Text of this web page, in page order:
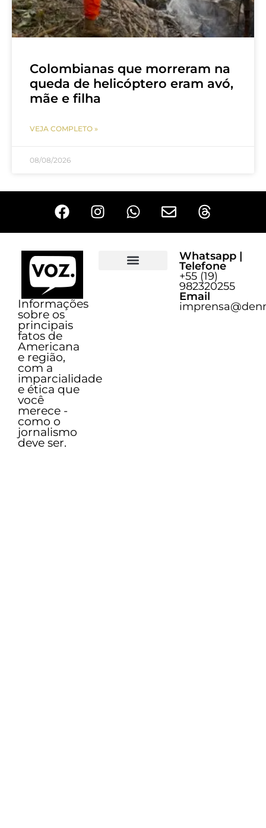
Colombianas que morreram na
queda de helicóptero eram avó,
mãe e filha
VEJA COMPLETO »
08/08/2026
Informações
sobre os
principais
fatos de
Americana
e região,
com a
imparcialidade
e ética que
você
merece -
como o
jornalismo
deve ser.
Whatsapp |
Telefone
+55 (19)
982320255
Email